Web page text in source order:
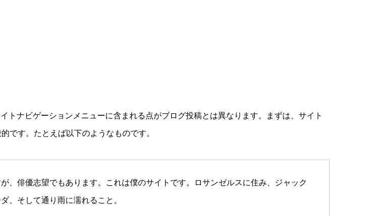
ナビゲーションメニューに含まれる点がブログ投稿とは異なります。まずは、サイト
です。たとえば以下のようなものです。
、俳優志望でもあります。これは僕のサイトです。ロサンゼルスに住み、ジャック
、そして通り雨に濡れること。